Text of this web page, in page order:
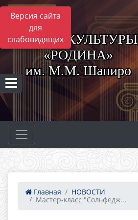
Версия сайта
для
слабовидящих
ЦЕНТР КУЛЬТУРЫ
«РОДИНА»
им. М.М. Шапиро
Главная
НОВОСТИ
Мастер-класс "Сольфедж...